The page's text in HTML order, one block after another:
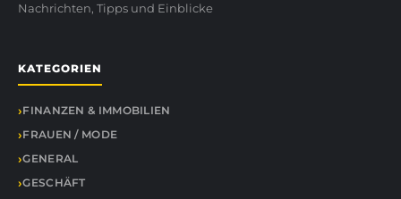
Nachrichten, Tipps und Einblicke
KATEGORIEN
FINANZEN & IMMOBILIEN
FRAUEN / MODE
GENERAL
GESCHÄFT